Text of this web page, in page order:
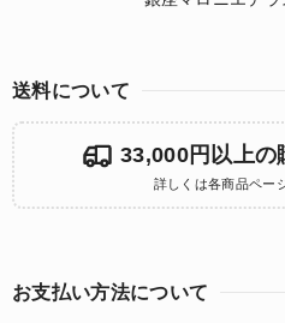
送料について
33,000円以上の
詳しくは各商品ペー
お支払い方法について